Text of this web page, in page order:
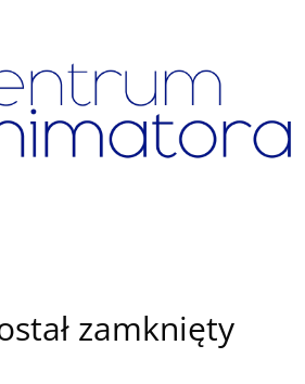
zamknięty